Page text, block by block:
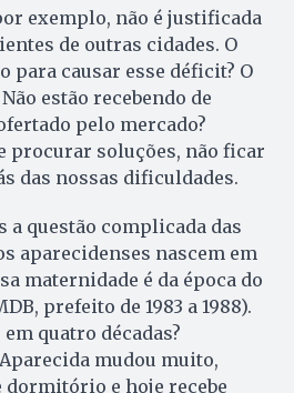
exemplo, não é justificada
de outras cidades. O
para causar esse déficit? O
estão recebendo de
pelo mercado?
procurar soluções, não ficar
das nossas dificuldades.
a questão complicada das
aparecidenses nascem em
maternidade é da época do
prefeito de 1983 a 1988).
quatro décadas?
mudou muito,
dormitório e hoje recebe